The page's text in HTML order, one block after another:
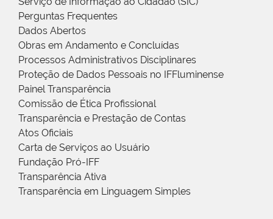
Perguntas Frequentes
Dados Abertos
Obras em Andamento e Concluídas
Processos Administrativos Disciplinares
Proteção de Dados Pessoais no IFFluminense
Painel Transparência
Comissão de Ética Profissional
Transparência e Prestação de Contas
Atos Oficiais
Carta de Serviços ao Usuário
Fundação Pró-IFF
Transparência Ativa
Transparência em Linguagem Simples